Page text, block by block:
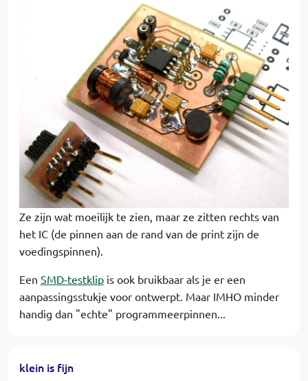
Ze zijn wat moeilijk te zien, maar ze zitten rechts van
het IC (de pinnen aan de rand van de print zijn de
voedingspinnen).
Een SMD-testklip is ook bruikbaar als je er een
aanpassingsstukje voor ontwerpt. Maar IMHO minder
handig dan "echte" programmeerpinnen...
klein is fijn